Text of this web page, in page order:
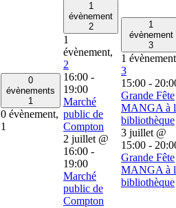
0
évènements
1
0 évènement,
1
1
évènement
2
1
évènement,
2
16:00 -
19:00
Marché
public de
Compton
2 juillet @
16:00 -
19:00
Marché
public de
Compton
1
évènement
3
1
3
15:00 -
Grande Fête
MANGA à
bibliothèque
3 juillet @
15:00 -
Grande Fête
MANGA à
bibliothèque